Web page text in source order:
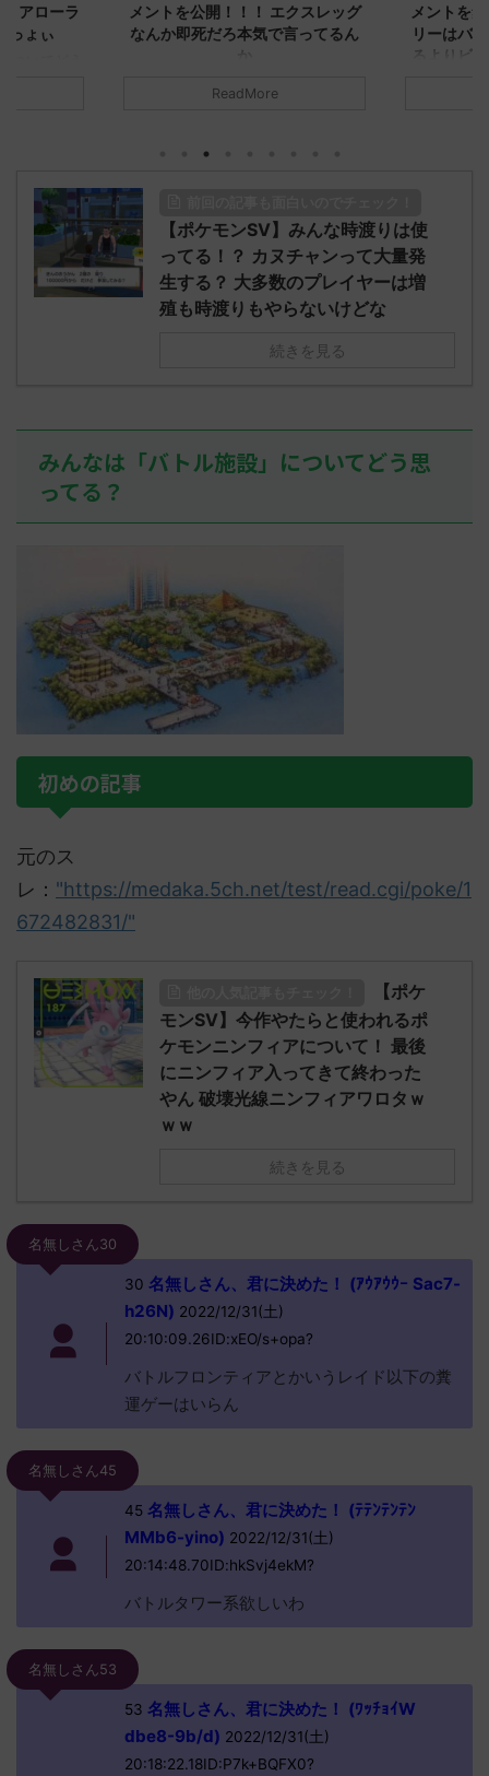
アローラ
っょぃ
リージョ
ただダグト
ん0702
めた！ (ﾜｯﾁ
メントを公開！！！ エクスレッグ
なんか即死だろ本気で言ってるん
か
う思ってる？ 初めの記事 元のス
た！ (ﾜｯﾁｮｲW d56d-NwUu)
2023/06/28(水)
01:07:00.69ID:oUI00NrJ0 エクスレ
ッグヘルムかっこいいから助かる 名
無しさん0971 0971 名無しさん、君に
決めた！ (ﾜｯﾁｮｲW b524-NwUu)
2023/06/28(水 ...
ReadMore
メントを
リーはバ
るよりビ
2023/06/
え忘れたガ
たラウドボ
【ポケモンSV】みんな時渡りは使
ってる！？ カヌチャンって大量発
生する？ 大多数のプレイヤーは増
殖も時渡りもやらないけどな
続きを見る
みんなは「バトル施設」についてどう思
ってる？
初めの記事
元のス
レ： "https://medaka.5ch.net/test/read.cgi/poke/1
672482831/"
【ポケ
モンSV】今作やたらと使われるポ
ケモンニンフィアについて！ 最後
にニンフィア入ってきて終わった
やん 破壊光線ニンフィアワロタｗ
ｗｗ
続きを見る
名無しさん30
30 名無しさん、君に決めた！ (ｱｳｱｳｳｰ Sac7-
h26N) 2022/12/31(土)
20:10:09.26ID:xEO/s+opa?
バトルフロンティアとかいうレイド以下の糞
運ゲーはいらん
名無しさん45
45名無しさん、君に決めた！ (ﾃﾃﾝﾃﾝﾃﾝ
MMb6-yino) 2022/12/31(土)
20:14:48.70ID:hkSvj4ekM?
バトルタワー系欲しいわ
名無しさん53
53 名無しさん、君に決めた！ (ﾜｯﾁｮｲW
dbe8-9b/d) 2022/12/31(土)
20:18:22.18ID:P7k+BQFX0?